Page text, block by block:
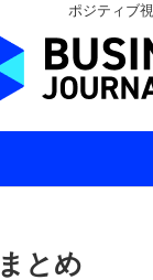
ポジティブ
とめ